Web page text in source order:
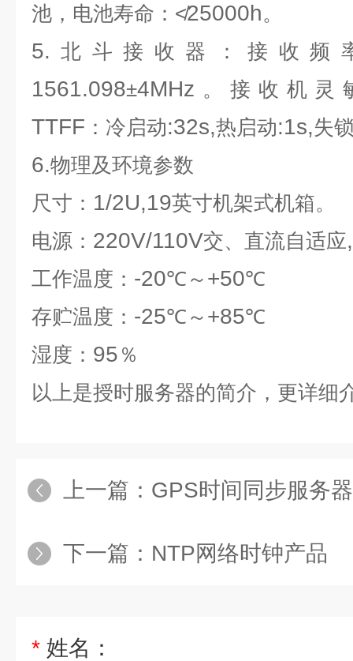
池，电池寿命：≮25000h。
5. 北斗接收器：接收频
1561.098±4MHz 。接收机灵
TTFF ：冷启动:32s,热启动:1s,失
6.物理及环境参数
尺寸： 1/2U,19英寸机架式机箱。
电源： 220V/110V交、直流自适应,
工作温度： -20℃～ +50℃
存贮温度： -25℃～ +85℃
湿度： 95 ％
以上是授时服务器的简介，更详细
上一篇： GPS时间同步服务
下一篇： NTP网络时钟产品
* 姓名：